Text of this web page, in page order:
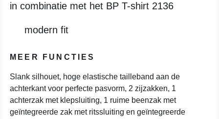
in combinatie met het BP T-shirt 2136
modern fit
MEER FUNCTIES
Slank silhouet, hoge elastische tailleband aan de
achterkant voor perfecte pasvorm, 2 zijzakken, 1
achterzak met klepsluiting, 1 ruime beenzak met
geïntegreerde zak met ritssluiting en geïntegreerde